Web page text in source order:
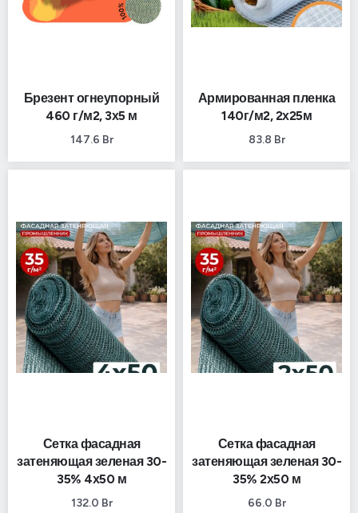
Брезент огнеупорный
460 г/м2, 3х5 м
147.6 Br
Армированная пленка
140г/м2, 2х25м
83.8 Br
Сетка фасадная
затеняющая зеленая 30-
35% 4х50 м
132.0 Br
Сетка фасадная
затеняющая зеленая 30-
35% 2х50 м
66.0 Br